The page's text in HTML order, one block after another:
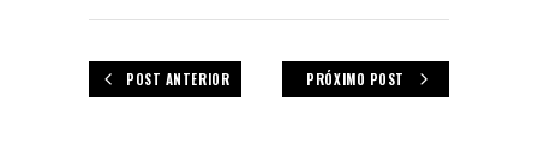
POST ANTERIOR PRÓXIMO POST